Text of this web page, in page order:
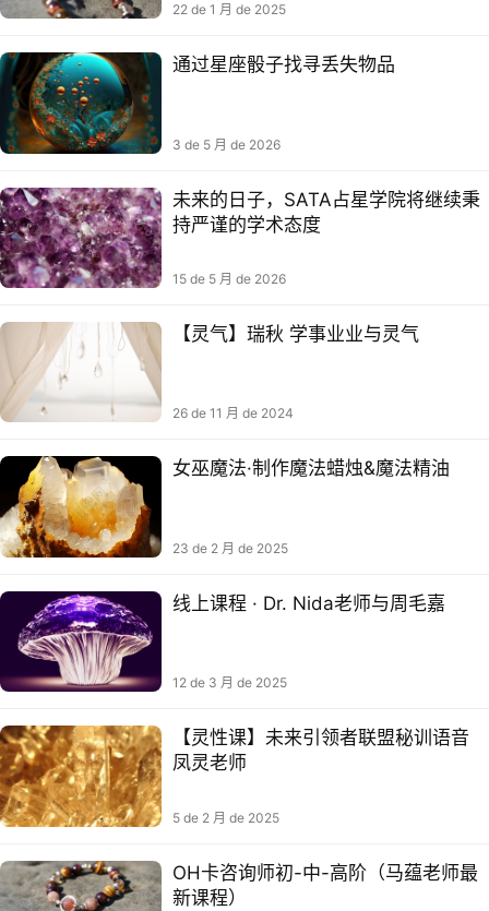
22 de 1 月 de 2025
通过星座骰子找寻丢失物品
3 de 5 月 de 2026
未来的日子，SATA占星学院将继续秉
持严谨的学术态度
15 de 5 月 de 2026
【灵气】瑞秋 学‮与业‬‮业⁠事‬‎灵气‬
26 de 11 月 de 2024
女巫魔法·制作魔法蜡烛&魔法精油
23 de 2 月 de 2025
线上课程 · Dr. Nida老师与周毛嘉
12 de 3 月 de 2025
【灵性课】未来引领者联盟秘训语音
凤灵老师
5 de 2 月 de 2025
OH卡咨询师初-中-高阶（马蕴老师最
新课程）